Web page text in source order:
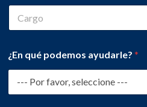
¿En qué podemos ayudarle? *